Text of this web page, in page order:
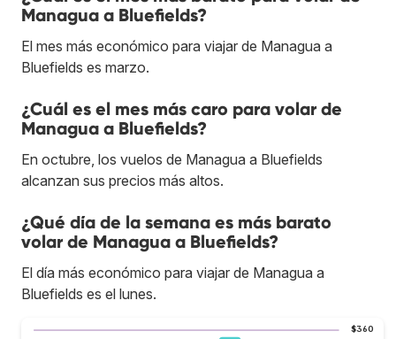
Managua a Bluefields?
El mes más económico para viajar de Managua a
Bluefields es marzo.
¿Cuál es el mes más caro para volar de
Managua a Bluefields?
En octubre, los vuelos de Managua a Bluefields
alcanzan sus precios más altos.
¿Qué día de la semana es más barato
volar de Managua a Bluefields?
El día más económico para viajar de Managua a
Bluefields es el lunes.
$360